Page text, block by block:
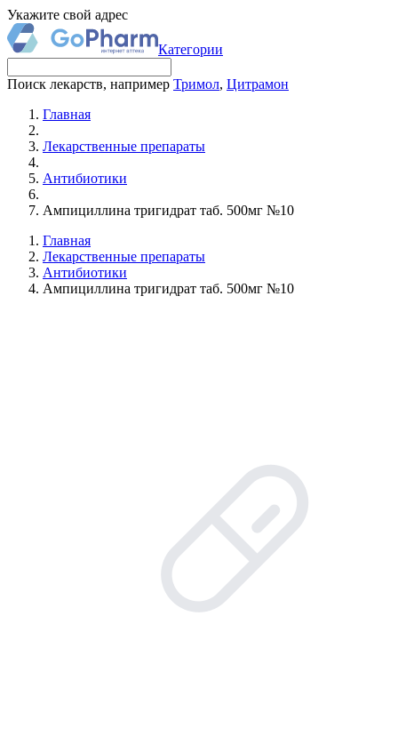
Укажите свой адрес
Категории
Поиск лекарств, например Тримол, Цитрамон
Главная
Лекарственные препараты
Антибиотики
Ампициллина тригидрат таб. 500мг №10
Главная
Лекарственные препараты
Антибиотики
Ампициллина тригидрат таб. 500мг №10